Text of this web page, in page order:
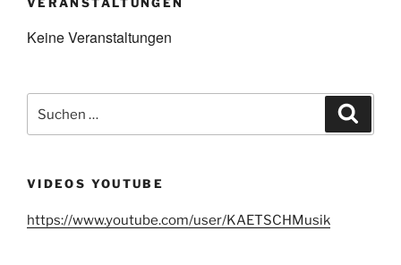
Keine Veranstaltungen
nach:
VIDEOS YOUTUBE
https://www.youtube.com/user/KAETSCHMusik